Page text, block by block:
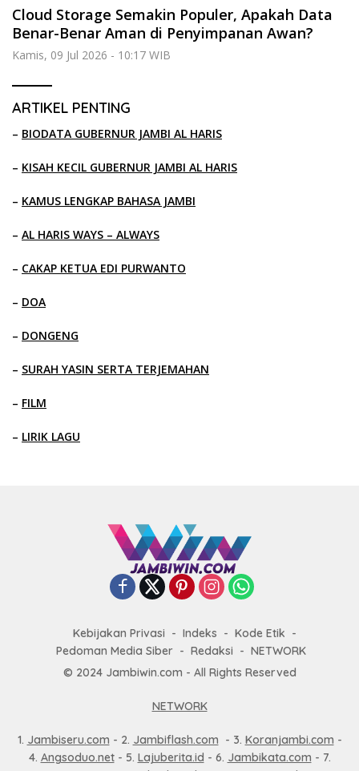
Cloud Storage Semakin Populer, Apakah Data
Benar-Benar Aman di Penyimpanan Awan?
Kamis, 09 Jul 2026 - 10:17 WIB
ARTIKEL PENTING
– BIODATA GUBERNUR JAMBI AL HARIS
– KISAH KECIL GUBERNUR JAMBI AL HARIS
– KAMUS LENGKAP BAHASA JAMBI
– AL HARIS WAYS – ALWAYS
– CAKAP KETUA EDI PURWANTO
– DOA
– DONGENG
– SURAH YASIN SERTA TERJEMAHAN
– FILM
– LIRIK LAGU
Kebijakan Privasi Indeks
Kode Etik
Pedoman Media Siber
Redaksi
NETWORK
© 2024 Jambiwin.com - All Rights Reserved
NETWORK
1. Jambiseru.com - 2. Jambiflash.com - 3. Koranjambi.com -
4. Angsoduo.net- 5. Lajuberita.id - 6. Jambikata.com - 7.